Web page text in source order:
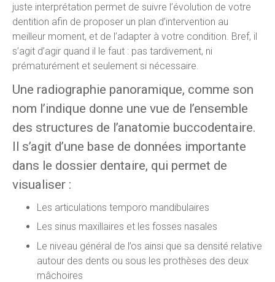
juste interprétation permet de suivre l’évolution de votre
dentition afin de proposer un plan d’intervention au
meilleur moment, et de l’adapter à votre condition. Bref, il
s’agit d’agir quand il le faut : pas tardivement, ni
prématurément et seulement si nécessaire.
Une radiographie panoramique, comme son
nom l’indique donne une vue de l’ensemble
des structures de l’anatomie buccodentaire.
Il s’agit d’une base de données importante
dans le dossier dentaire, qui permet de
visualiser :
Les articulations temporo mandibulaires
Les sinus maxillaires et les fosses nasales
Le niveau général de l’os ainsi que sa densité relative
autour des dents ou sous les prothèses des deux
mâchoires